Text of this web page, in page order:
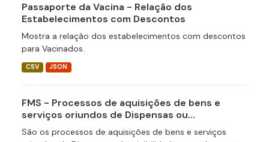
Passaporte da Vacina - Relação dos
Estabelecimentos com Descontos
Mostra a relação dos estabelecimentos com descontos
para Vacinados.
CSV JSON
FMS - Processos de aquisições de bens e
serviços oriundos de Dispensas ou...
São os processos de aquisições de bens e serviços